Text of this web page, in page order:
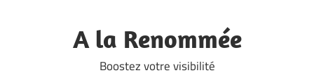
A la Renommée
Boostez votre visibilité